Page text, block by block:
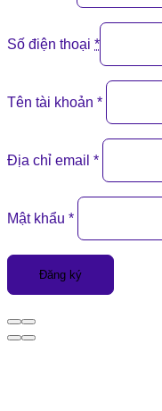
Số điện thoại *
Tên tài khoản *
Địa chỉ email *
Mật khẩu *
Đăng ký